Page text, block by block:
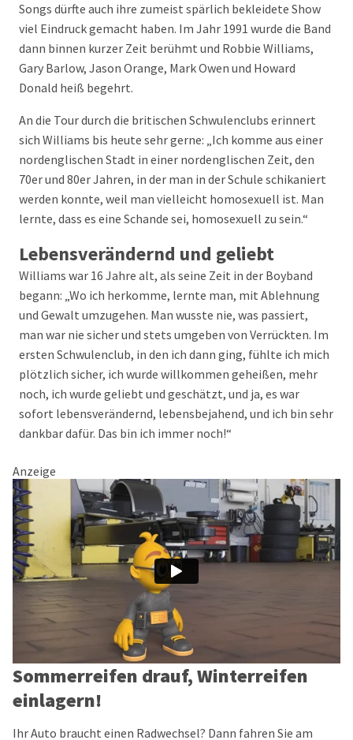
Songs dürfte auch ihre zumeist spärlich bekleidete Show
viel Eindruck gemacht haben. Im Jahr 1991 wurde die Band
dann binnen kurzer Zeit berühmt und Robbie Williams,
Gary Barlow, Jason Orange, Mark Owen und Howard
Donald heiß begehrt.
An die Tour durch die britischen Schwulenclubs erinnert
sich Williams bis heute sehr gerne: „Ich komme aus einer
nordenglischen Stadt in einer nordenglischen Zeit, den
70er und 80er Jahren, in der man in der Schule schikaniert
werden konnte, weil man vielleicht homosexuell ist. Man
lernte, dass es eine Schande sei, homosexuell zu sein.“
Lebensverändernd und geliebt
Williams war 16 Jahre alt, als seine Zeit in der Boyband
begann: „Wo ich herkomme, lernte man, mit Ablehnung
und Gewalt umzugehen. Man wusste nie, was passiert,
man war nie sicher und stets umgeben von Verrückten. Im
ersten Schwulenclub, in den ich dann ging, fühlte ich mich
plötzlich sicher, ich wurde willkommen geheißen, mehr
noch, ich wurde geliebt und geschätzt, und ja, es war
sofort lebensverändernd, lebensbejahend, und ich bin sehr
dankbar dafür. Das bin ich immer noch!“
Anzeige
Sommerreifen drauf, Winterreifen
einlagern!
Ihr Auto braucht einen Radwechsel? Dann fahren Sie am